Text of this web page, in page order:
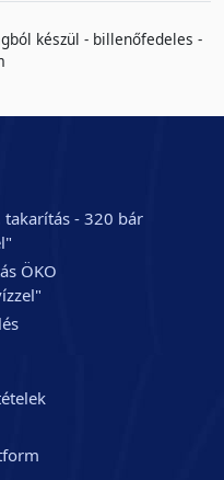
készül - billenőfedeles -
- 320 bár
ÖKO